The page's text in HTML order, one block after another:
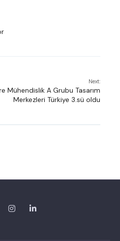
Next:
Mühendislik A Grubu Tasarım
Merkezleri Türkiye 3.sü oldu